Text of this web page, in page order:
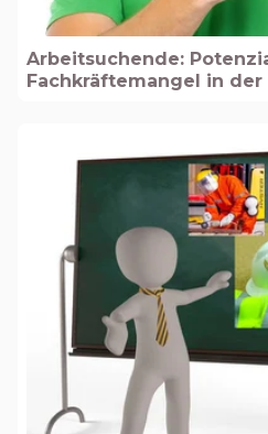
Arbeitsuchende:
Fachkräftemangel in der